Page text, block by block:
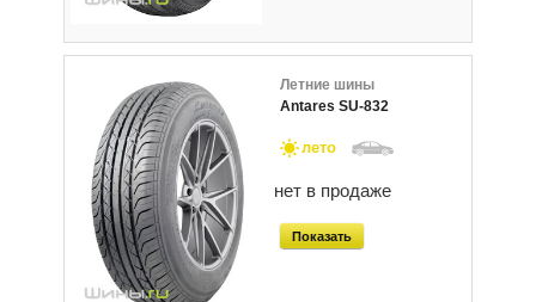
Летние шины
Antares SU-832
лето
нет в продаже
Показать